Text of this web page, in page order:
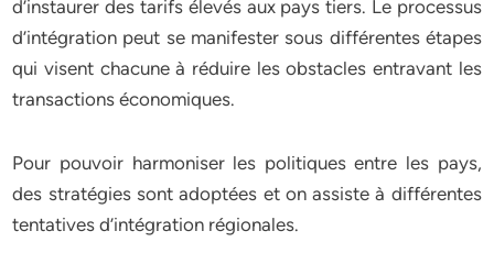
d’instaurer des tarifs élevés aux pays tiers. Le processus
d’intégration peut se manifester sous différentes étapes
qui visent chacune à réduire les obstacles entravant les
transactions économiques.
Pour pouvoir harmoniser les politiques entre les pays,
des stratégies sont adoptées et on assiste à différentes
tentatives d’intégration régionales.